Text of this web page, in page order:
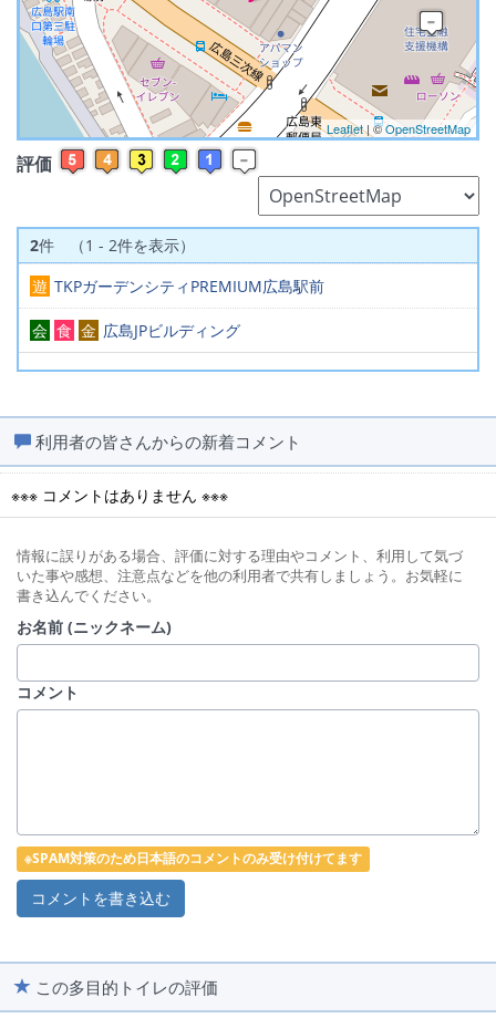
Leaflet| ©OpenStreetMap
評価
2件 （1 - 2件を表示）
遊 TKPガーデンシティPREMIUM広島駅前
会 食 金 広島JPビルディング
利用者の皆さんからの新着コメント
※※※ コメントはありません ※※※
情報に誤りがある場合、評価に対する理由やコメント、利用して気づ
いた事や感想、注意点などを他の利用者で共有しましょう。お気軽に
書き込んでください。
お名前 (ニックネーム)
コメント
※SPAM対策のため日本語のコメントのみ受け付けてます
この多目的トイレの評価